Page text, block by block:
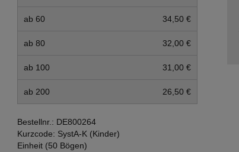
ab 60 34,50 €
ab 80 32,00 €
ab 100 31,00 €
ab 200 26,50 €
Bestellnr.: DE800264
Kurzcode: SystA-K (Kinder)
Einheit (50 Bögen)